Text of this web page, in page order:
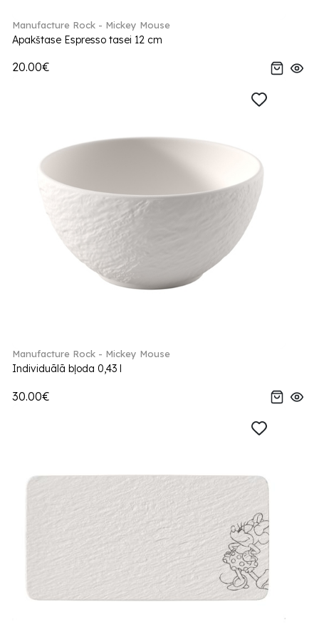
Manufacture Rock - Mickey Mouse
Apakštase Espresso tasei 12 cm
20.00€
Manufacture Rock - Mickey Mouse
Individuālā bļoda 0,43 l
30.00€